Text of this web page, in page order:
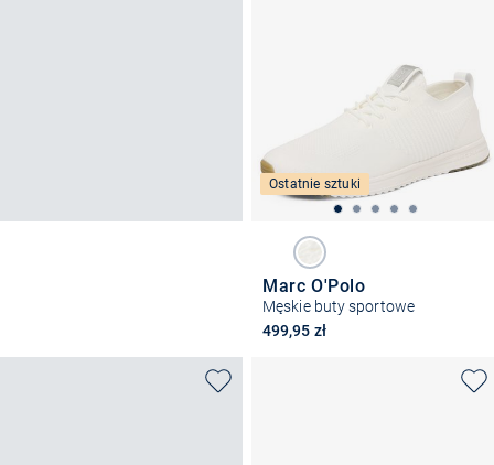
Ostatnie sztuki
Marc O'Polo
Męskie buty sportowe
499,95 zł